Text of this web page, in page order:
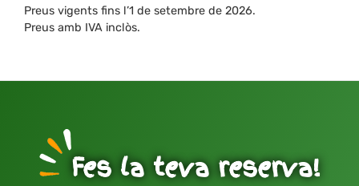
Preus vigents fins l’1 de setembre de 2026.
Preus amb IVA inclòs.
Fes la teva reserva!